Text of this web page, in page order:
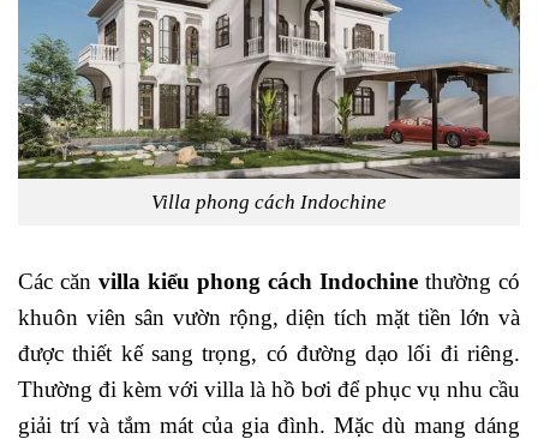
Villa phong cách Indochine
Các căn villa kiểu phong cách Indochine thường có
khuôn viên sân vườn rộng, diện tích mặt tiền lớn và
được thiết kế sang trọng, có đường dạo lối đi riêng.
Thường đi kèm với villa là hồ bơi để phục vụ nhu cầu
giải trí và tắm mát của gia đình. Mặc dù mang dáng